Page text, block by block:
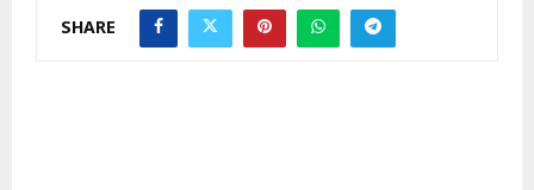
SHARE